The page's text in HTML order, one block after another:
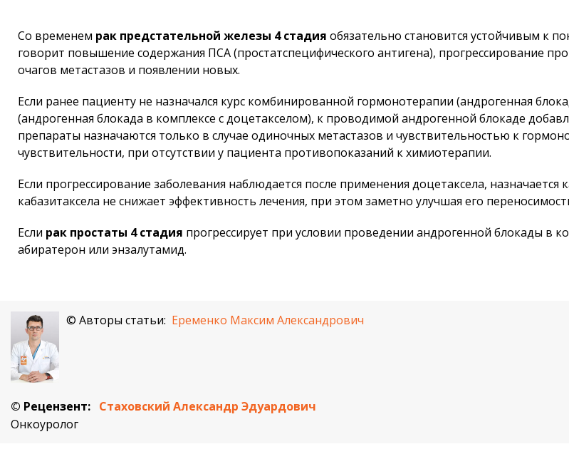
Со временем рак предстательной железы 4 стадия обязательно становится устойчивым к
говорит повышение содержания ПСА (простатспецифического антигена), прогрессирование
очагов метастазов и появлении новых.
Если ранее пациенту не назначался курс комбинированной гормонотерапии (андрогенная
(андрогенная блокада в комплексе с доцетакселом), к проводимой андрогенной блокаде
препараты назначаются только в случае одиночных метастазов и чувствительностью к
чувствительности, при отсутствии у пациента противопоказаний к химиотерапии.
Если прогрессирование заболевания наблюдается после применения доцетаксела,
кабазитаксела не снижает эффективность лечения, при этом заметно улучшая его
Если рак простаты 4 стадия прогрессирует при условии проведении андрогенной блокады в
абиратерон или энзалутамид.
© Авторы статьи: Еременко Максим Александрович
© Рецензент: Стаховский Александр Эдуардович
Онкоуролог